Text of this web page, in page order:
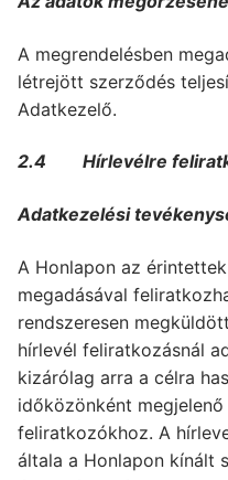
A megrendelésben
létrejött szerződés
Adatkezelő.
2.4 Hírlevélre
Adatkezelési
A Honlapon az
megadásával
rendszeresen
hírlevél feliratkozásnál
kizárólag arra a célra
időközönként
feliratkozókhoz. A
általa a Honlapon kínált